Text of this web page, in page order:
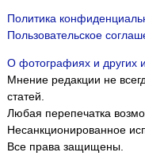
Политика
Пользовательское
О фотографиях и других
Мнение редакции не
статей.
Любая перепечатка
Несанкционированное
Все права защищены.